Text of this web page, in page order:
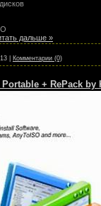
дальше »
Комментарии (0)
+ RePack by